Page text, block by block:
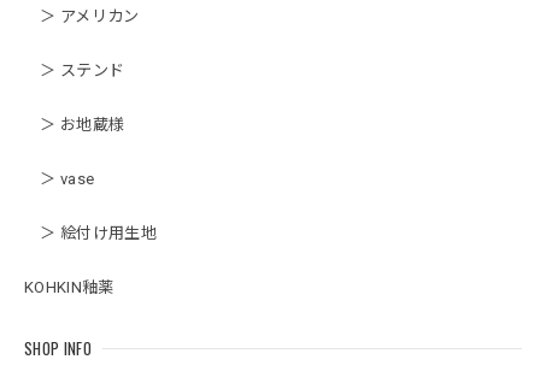
＞ アメリカン
＞ ステンド
＞ お地蔵様
＞ vase
＞ 絵付け用生地
KOHKIN釉薬
SHOP INFO